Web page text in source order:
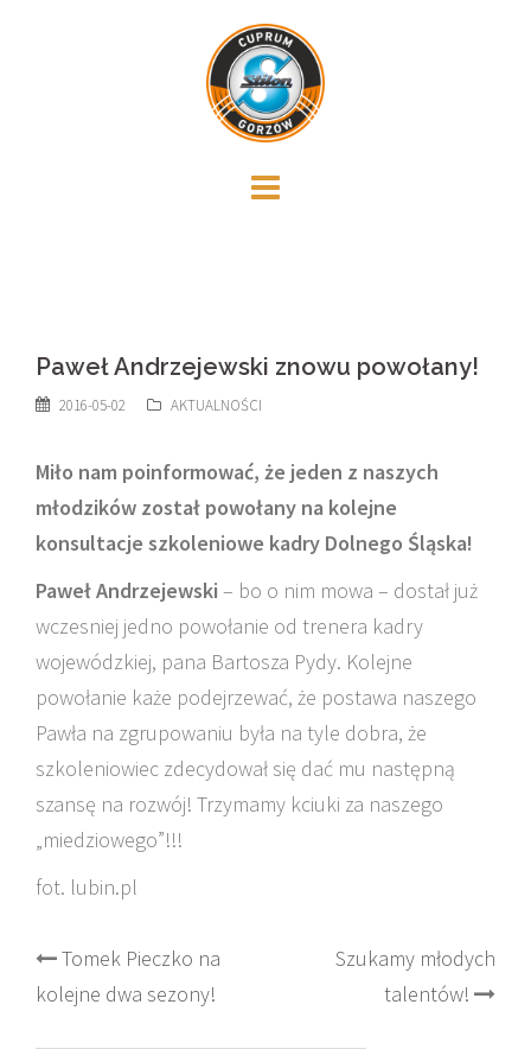
Paweł Andrzejewski znowu powołany!
2016-05-02 AKTUALNOŚCI
Miło nam poinformować, że jeden z naszych
młodzików został powołany na kolejne
konsultacje szkoleniowe kadry Dolnego Śląska!
Paweł Andrzejewski – bo o nim mowa – dostał już
wczesniej jedno powołanie od trenera kadry
wojewódzkiej, pana Bartosza Pydy. Kolejne
powołanie każe podejrzewać, że postawa naszego
Pawła na zgrupowaniu była na tyle dobra, że
szkoleniowiec zdecydował się dać mu następną
szansę na rozwój! Trzymamy kciuki za naszego
„miedziowego”!!!
fot. lubin.pl
Post
navigation
Tomek Pieczko na
kolejne dwa sezony!
Szukamy młodych
talentów!